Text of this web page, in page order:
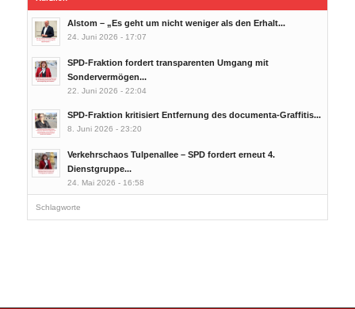
Alstom – „Es geht um nicht weniger als den Erhalt...
24. Juni 2026 - 17:07
SPD-Fraktion fordert transparenten Umgang mit
Sondervermögen...
22. Juni 2026 - 22:04
SPD-Fraktion kritisiert Entfernung des documenta-Graffitis...
8. Juni 2026 - 23:20
Verkehrschaos Tulpenallee – SPD fordert erneut 4.
Dienstgruppe...
24. Mai 2026 - 16:58
Schlagworte